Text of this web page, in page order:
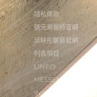
隱私條款
張元瀚醫師官網
葉映彤醫師官網
列表項目
LINE@
MESSENGER
INSTAGRAM